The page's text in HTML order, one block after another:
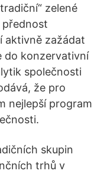
zelené
přednost
aktivně zažádat
do konzervativní
společnosti
že pro
nejlepší program
skupin
trhů v